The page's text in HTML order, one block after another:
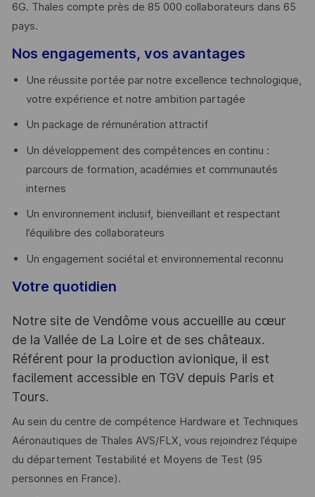
6G. Thales compte près de 85 000 collaborateurs dans 65
pays. ​
Nos engagements, vos avantages
Une réussite portée par notre excellence technologique,
votre expérience et notre ambition partagée
Un package de rémunération attractif
Un développement des compétences en continu :
parcours de formation, académies et communautés
internes
Un environnement inclusif, bienveillant et respectant
l’équilibre des collaborateurs
Un engagement sociétal et environnemental reconnu
Votre quotidien
Notre site de Vendôme vous accueille au cœur
de la Vallée de La Loire et de ses châteaux.
Référent pour la production avionique, il est
facilement accessible en TGV depuis Paris et
Tours.
Au sein du centre de compétence Hardware et Techniques
Aéronautiques de Thales AVS/FLX, vous rejoindrez l’équipe
du département Testabilité et Moyens de Test (95
personnes en France).